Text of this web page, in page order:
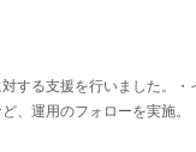
する支援を行いました。・
、運用のフォローを実施